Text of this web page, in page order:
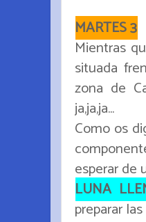
MARTES 3
Mientras
situada
zona de
ja,ja,ja...
Como os
esperar de
LUNA
preparar